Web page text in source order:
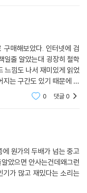
적 사유를 촉발한 신개념 S
은 빌딩 두 곳을 들이
하고 있는 이 소설은 그렇
‘후진국’에서 진행되며,
까지 아우르는 작가의 탄
뿌리를 둔다. 근미래의 모
성인 만큼 《학살기관》에
문제가 그려져 있다. 그리
정이 작품에 긴장감을 부
매해보았다. 인터넷에 검
일줄 알았는대 굉장히 철학
느낌도 나서 재미있게 읽었
는 구간도 있기 때문에 만
스파이물을 원한다면 추
0 댓글0
원가의 두배가 넘는 중고
았으면 안사는건데왜그런
가 많고 재밌다는 소리는